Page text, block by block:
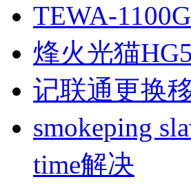
TEWA-
烽火光猫
记联通更换
smokeping
time解决